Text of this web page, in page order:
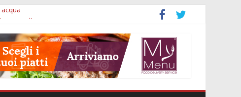
sugli investimenti
di genere
intestinale